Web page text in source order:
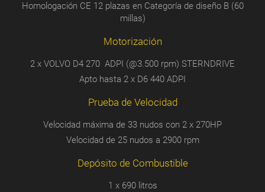
Homologación CE 12 plazas en Categoría de diseño B (60
millas)
Motorización
2 x VOLVO D4 270 ADPI (@3.500 rpm) STERNDRIVE
Apto hasta 2 x D6 440 ADPI
Prueba de Velocidad
Velocidad máxima de 33 nudos con 2 x 270HP
Velocidad de 25 nudos a 2900 rpm
Depósito de Combustible
1 x 690 litros